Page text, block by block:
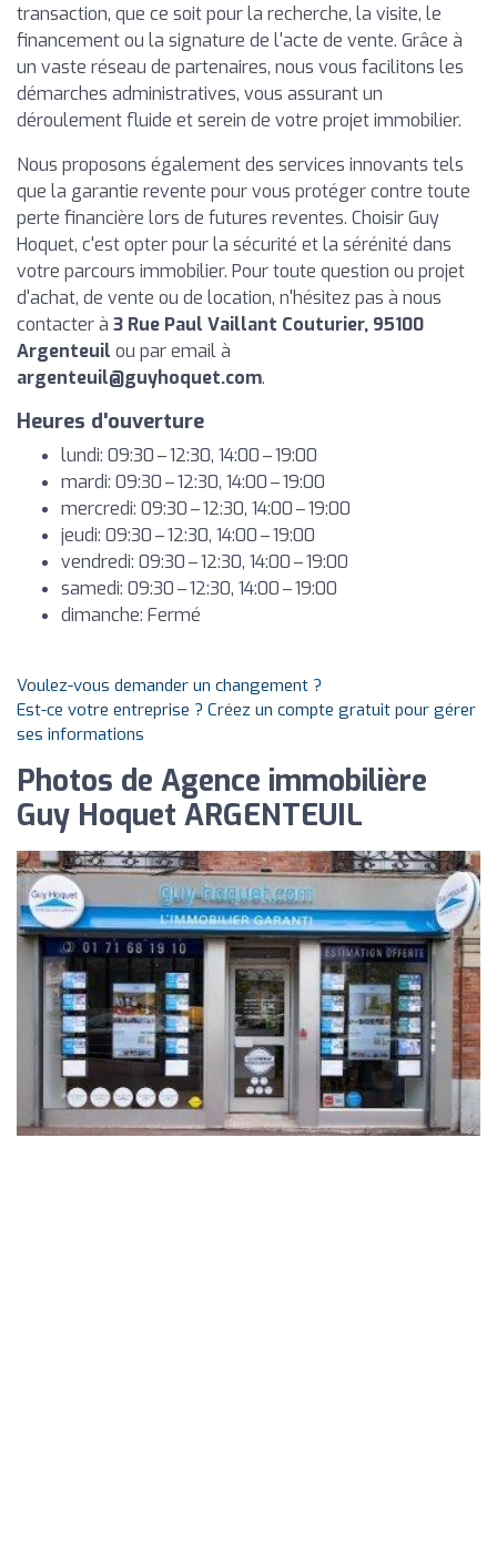
transaction, que ce soit pour la recherche, la visite, le
financement ou la signature de l'acte de vente. Grâce à
un vaste réseau de partenaires, nous vous facilitons les
démarches administratives, vous assurant un
déroulement fluide et serein de votre projet immobilier.
Nous proposons également des services innovants tels
que la garantie revente pour vous protéger contre toute
perte financière lors de futures reventes. Choisir Guy
Hoquet, c'est opter pour la sécurité et la sérénité dans
votre parcours immobilier. Pour toute question ou projet
d'achat, de vente ou de location, n'hésitez pas à nous
contacter à 3 Rue Paul Vaillant Couturier, 95100
Argenteuil ou par email à
argenteuil@guyhoquet.com.
Heures d'ouverture
lundi: 09:30 – 12:30, 14:00 – 19:00
mardi: 09:30 – 12:30, 14:00 – 19:00
mercredi: 09:30 – 12:30, 14:00 – 19:00
jeudi: 09:30 – 12:30, 14:00 – 19:00
vendredi: 09:30 – 12:30, 14:00 – 19:00
samedi: 09:30 – 12:30, 14:00 – 19:00
dimanche: Fermé
Voulez-vous demander un changement ?
Est-ce votre entreprise ? Créez un compte gratuit pour gérer
ses informations
Photos de Agence immobilière
Guy Hoquet ARGENTEUIL